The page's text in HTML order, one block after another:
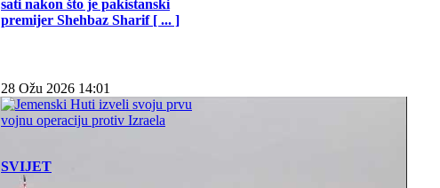
sati nakon što je pakistanski
premijer Shehbaz Sharif [ ... ]
28 Ožu 2026 14:01
SVIJET